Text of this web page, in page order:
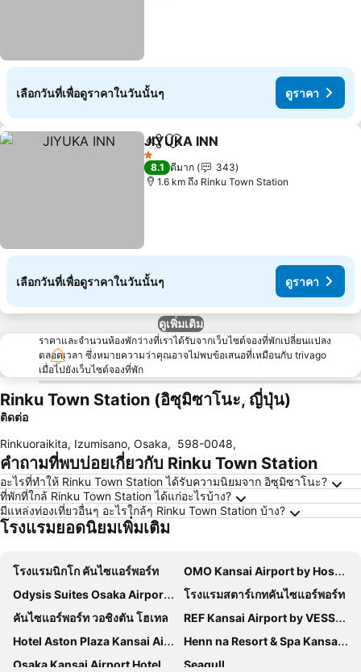
เลือกวันที่เพื่อดูราคาในวันนั้นๆ ดูราคา
แชร์ เพิ่มในรายการโปรด
JIYUKA INN
1 ดาว
8.1 ดีมาก
343
1.6 km ถึง Rinku Town Station
เลือกวันที่เพื่อดูราคาในวันนั้นๆ ดูราคา
ดูเพิ่มเติม
ราคาและจำนวนห้องพักว่างที่เราได้รับจากเว็บไซต์จองที่พักเปลี่ยนแปลง
ตลอดเวลา ซึ่งหมายความว่าคุณอาจไม่พบข้อเสนอที่เหมือนกับ trivago
เมื่อไปยังเว็บไซต์จองที่พัก
Rinku Town Station (อิซุมิซาโนะ, ญี่ปุ่น)
ติดต่อ
Rinkuoraikita, Izumisano, Osaka, 598-0048,
คำถามที่พบบ่อยเกี่ยวกับ Rinku Town Station
อะไรที่ทำให้ Rinku Town Station ได้รับความนิยมจาก อิซุมิซาโนะ?
ที่พักที่ใกล้ Rinku Town Station ได้แก่อะไรบ้าง?
มีแหล่งท่องเที่ยวอื่นๆ อะไรใกล้ๆ Rinku Town Station บ้าง?
โรงแรมยอดนิยมเพิ่มเติม
โรงแรมนิกโก คันไซแอร์พอร์ท
OMO Kansai Airport by Hoshino Resorts
Odysis Suites Osaka Airport Hotel
โรงแรมสตาร์เกทคันไซแอร์พอร์ท
คันไซแอร์พอร์ท วอชิงตัน โฮเทล
REF Kansai Airport by VESSEL HOTELS
Hotel Aston Plaza Kansai Airport
Henn na Resort & Spa Kansai Airport
Osaka Kansai Airport Hotel
Seagull